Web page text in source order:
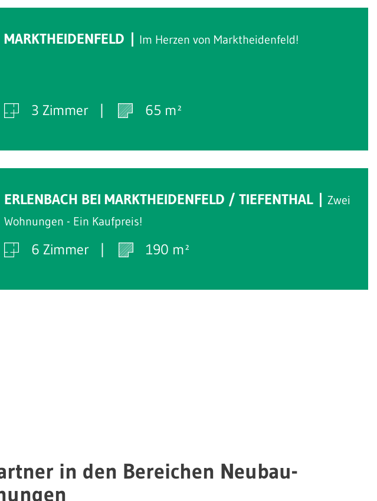
MARKTHEIDENFELD Im Herzen von Marktheidenfeld!
3 Zimmer 65 m²
ERLENBACH BEI MARKTHEIDENFELD / TIEFENTHAL
Zwei
Wohnungen - Ein Kaufpreis!
6 Zimmer 190 m²
in den Bereichen Neubau-